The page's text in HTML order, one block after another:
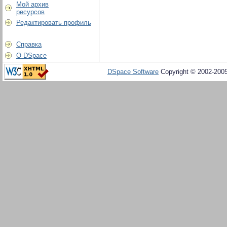
Мой архив
ресурсов
Редактировать профиль
Справка
О DSpace
DSpace Software Copyright © 2002-